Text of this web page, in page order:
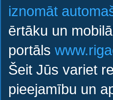
iznomāt
ērtāku un
portāls
Šeit Jūs variet
pieejamību un